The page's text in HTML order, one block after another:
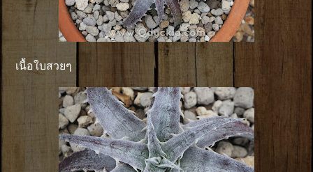
เนื้อใบสวยๆ